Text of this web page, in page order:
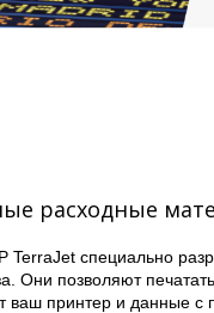
расходные
специально
Они позволяют
ваш принтер и данные с